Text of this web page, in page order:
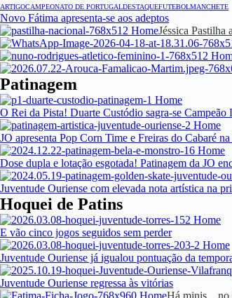
ARTIGOCAMPEONATO DE PORTUGALDESTAQUEFUTEBOLMANCHETE
Novo Fátima apresenta-se aos adeptos
Jéssica Pastilha
Patinagem
O Rei da Pista! Duarte Custódio sagra-se Campeão
JO apresenta Pop Corn Time e Freiras do Cabaré
Dose dupla e lotação esgotada! Patinagem da JO
Juventude Ouriense com elevada nota artística na
Hoquei de Patins
E vão cinco jogos seguidos sem perder
Juventude Ouriense já igualou pontuação da
Juventude Ouriense regressa às vitórias
Há minis... no